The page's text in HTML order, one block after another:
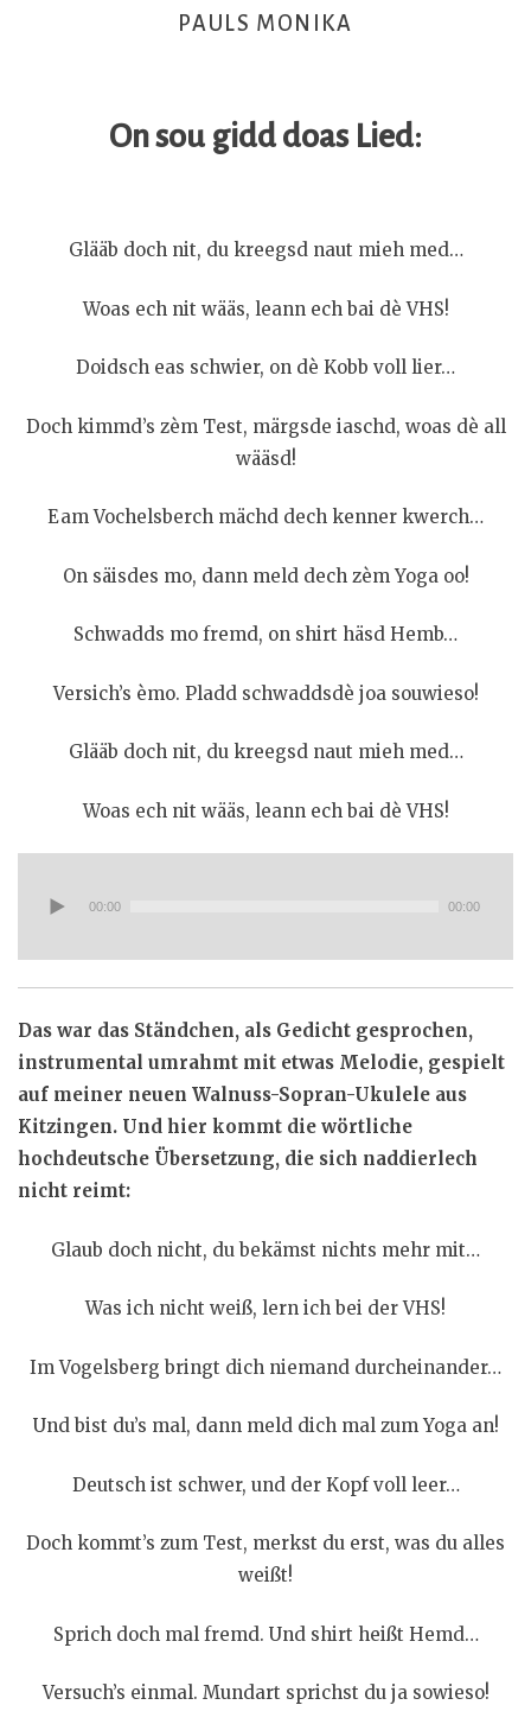
PAULS MONIKA
On sou gidd doas Lied:
Glääb doch nit, du kreegsd naut mieh med…
Woas ech nit wääs, leann ech bai dè VHS!
Doidsch eas schwier, on dè Kobb voll lier…
Doch kimmd’s zèm Test, märgsde iaschd, woas dè all
wääsd!
Eam Vochelsberch mächd dech kenner kwerch…
On säisdes mo, dann meld dech zèm Yoga oo!
Schwadds mo fremd, on shirt häsd Hemb…
Versich’s èmo. Pladd schwaddsdè joa souwieso!
Glääb doch nit, du kreegsd naut mieh med…
Woas ech nit wääs, leann ech bai dè VHS!
Player
00:00 00:00
Das war das Ständchen, als Gedicht gesprochen,
instrumental umrahmt mit etwas Melodie, gespielt
auf meiner neuen Walnuss-Sopran-Ukulele aus
Kitzingen. Und hier kommt die wörtliche
hochdeutsche Übersetzung, die sich naddierlech
nicht reimt:
Glaub doch nicht, du bekämst nichts mehr mit…
Was ich nicht weiß, lern ich bei der VHS!
Im Vogelsberg bringt dich niemand durcheinander…
Und bist du’s mal, dann meld dich mal zum Yoga an!
Deutsch ist schwer, und der Kopf voll leer…
Doch kommt’s zum Test, merkst du erst, was du alles
weißt!
Sprich doch mal fremd. Und shirt heißt Hemd…
Versuch’s einmal. Mundart sprichst du ja sowieso!